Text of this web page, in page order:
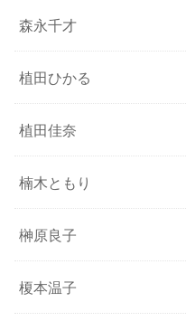
森永千才
植田ひかる
植田佳奈
楠木ともり
榊原良子
榎本温子